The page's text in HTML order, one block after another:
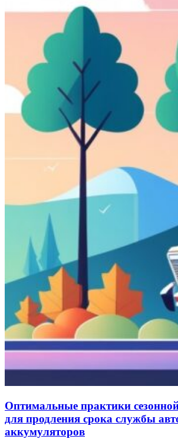
Оптимальные практики
для продления срока службы
аккумуляторов